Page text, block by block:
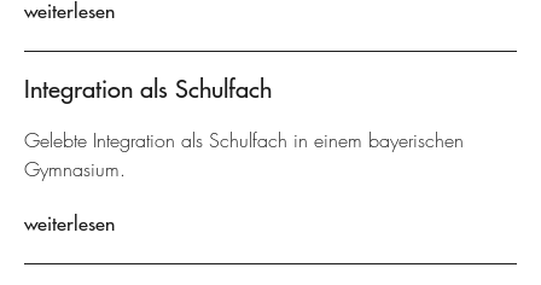
weiterlesen
Integration als Schulfach
Gelebte Integration als Schulfach in einem bayerischen
Gymnasium.
weiterlesen